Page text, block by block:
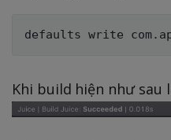
Khi build hiện như sau